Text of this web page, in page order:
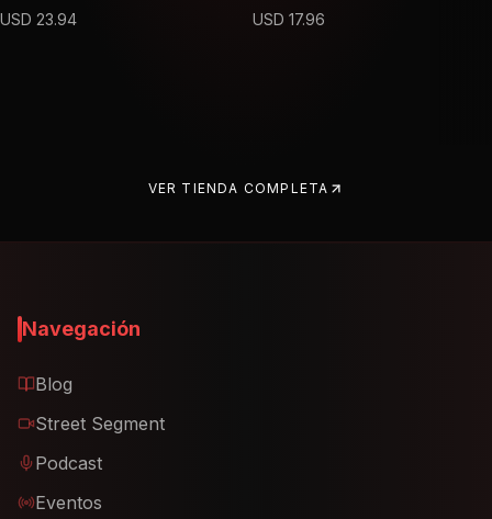
USD 23.94
USD 17.96
VER TIENDA COMPLETA
Navegación
Blog
Street Segment
Podcast
Eventos